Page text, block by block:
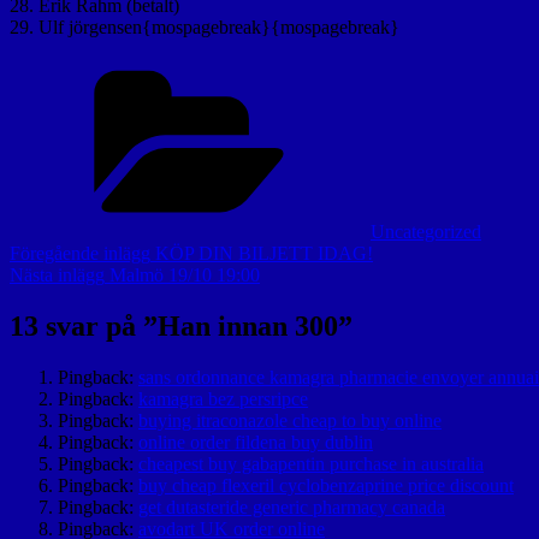
28. Erik Rahm (betalt)
29. Ulf jörgensen{mospagebreak}{mospagebreak}
Uncategorized
Inläggsnavigering
Föregående
inlägg
Föregående inlägg KÖP DIN BILJETT IDAG!
Nästa
Nästa inlägg Malmö 19/10 19:00
13 svar på ”Han innan 300”
Pingback: sans ordonnance kamagra pharmacie envoyer
Pingback: kamagra bez persripce
Pingback: buying itraconazole cheap to buy online
Pingback: online order fildena buy dublin
Pingback: cheapest buy gabapentin purchase in australia
Pingback: buy cheap flexeril cyclobenzaprine price discount
Pingback: get dutasteride generic pharmacy canada
Pingback: avodart UK order online